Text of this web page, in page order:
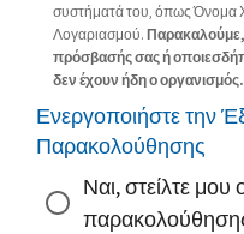
συστήματά του, όπως Όνομα
Λογαριασμού. Παρακαλούμε,
πρόσβασής σας ή
δεν έχουν ήδη ο οργανισμός.
Ενεργοποιήστε την
Παρακολούθησης
Ναι, στείλτε μου